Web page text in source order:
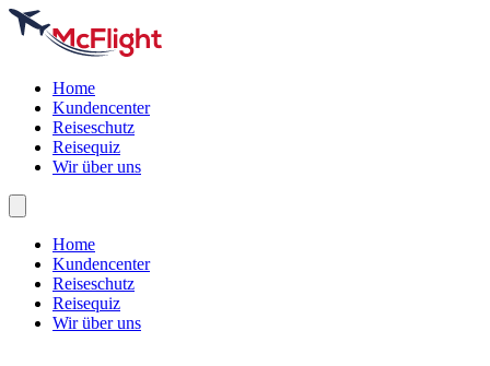
Home
Kundencenter
Reiseschutz
Reisequiz
Wir über uns
Home
Kundencenter
Reiseschutz
Reisequiz
Wir über uns